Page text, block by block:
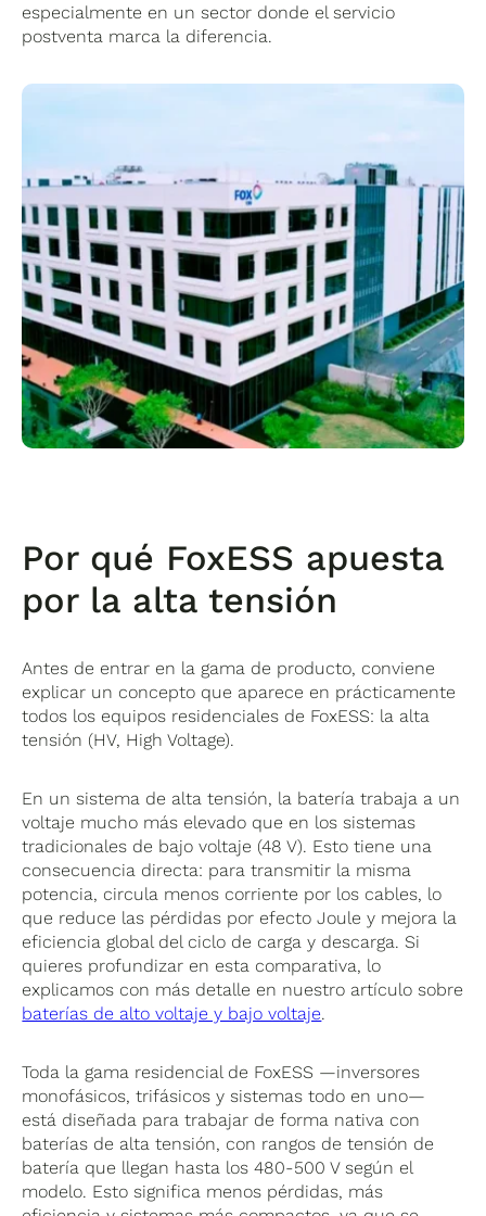
especialmente en un sector donde el servicio
postventa marca la diferencia.
Por qué FoxESS apuesta
por la alta tensión
Antes de entrar en la gama de producto, conviene
explicar un concepto que aparece en prácticamente
todos los equipos residenciales de FoxESS: la alta
tensión (HV, High Voltage).
En un sistema de alta tensión, la batería trabaja a un
voltaje mucho más elevado que en los sistemas
tradicionales de bajo voltaje (48 V). Esto tiene una
consecuencia directa: para transmitir la misma
potencia, circula menos corriente por los cables, lo
que reduce las pérdidas por efecto Joule y mejora la
eficiencia global del ciclo de carga y descarga. Si
quieres profundizar en esta comparativa, lo
explicamos con más detalle en nuestro artículo sobre
baterías de alto voltaje y bajo voltaje.
Toda la gama residencial de FoxESS —inversores
monofásicos, trifásicos y sistemas todo en uno—
está diseñada para trabajar de forma nativa con
baterías de alta tensión, con rangos de tensión de
batería que llegan hasta los 480-500 V según el
modelo. Esto significa menos pérdidas, más